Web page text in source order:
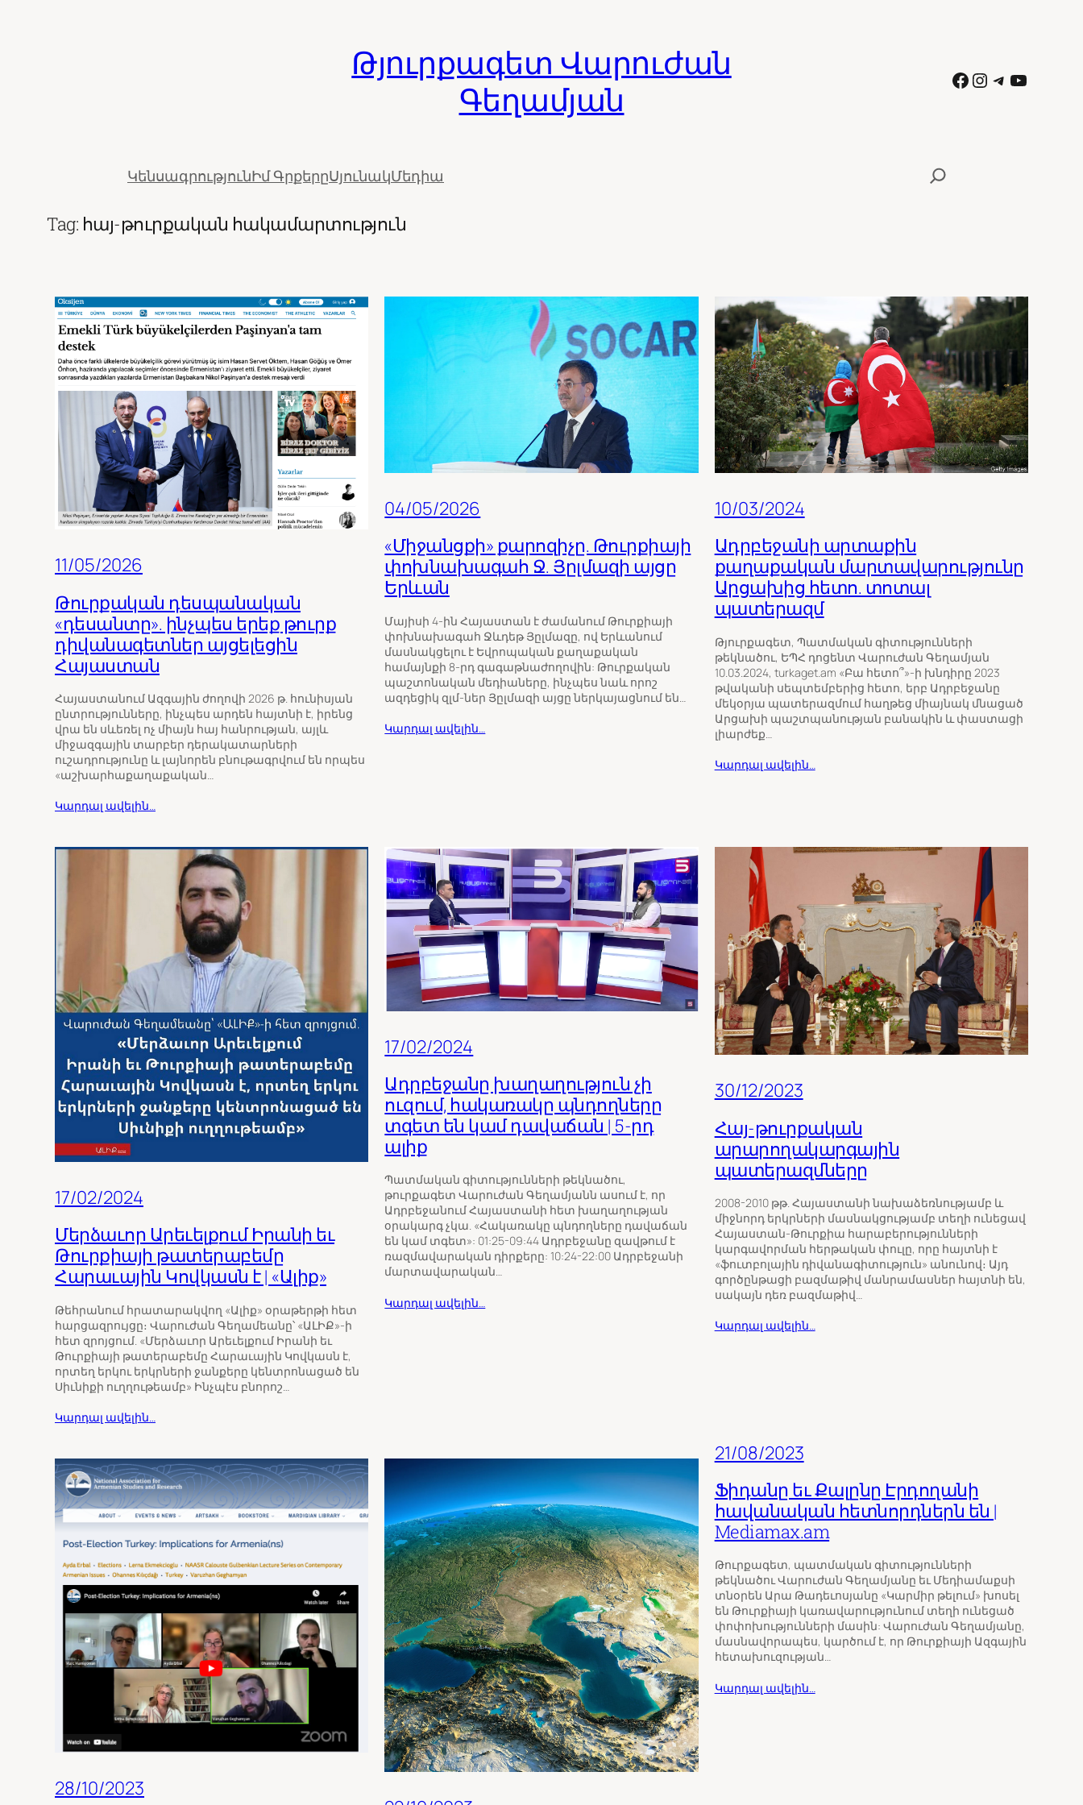
Թյուրքագետ Վարուժան
Գեղամյան
Facebook Instagram Telegram YouTube
ԿենսագրությունԻմ ԳրքերըՍյունակՄեդիա
Tag: հայ-թուրքական հակամարտություն
11/05/2026
Թուրքական դեսպանական
«դեսանտը». ինչպես երեք թուրք
դիվանագետներ այցելեցին
Հայաստան
Հայաստանում Ազգային ժողովի 2026 թ. հունիսյան
ընտրությունները, ինչպես արդեն հայտնի է, իրենց
վրա են սևեռել ոչ միայն հայ հանրության, այլև
միջազգային տարբեր դերակատարների
ուշադրությունը և լայնորեն բնութագրվում են որպես
«աշխարհաքաղաքական…
Կարդալ ավելին…
04/05/2026
«Միջանցքի» քարոզիչը. Թուրքիայի
փոխնախագահ Ջ. Յըլմազի այցը
Երևան
Մայիսի 4-ին Հայաստան է ժամանում Թուրքիայի
փոխնախագահ Ջևդեթ Յըլմազը, ով Երևանում
մասնակցելու է Եվրոպական քաղաքական
համայնքի 8-րդ գագաթնաժողովին: Թուրքական
պաշտոնական մեդիաները, ինչպես նաև որոշ
ազդեցիկ զլմ-ներ Յըլմազի այցը ներկայացնում են…
Կարդալ ավելին…
10/03/2024
Ադրբեջանի արտաքին
քաղաքական մարտավարությունը
Արցախից հետո. տոտալ
պատերազմ
Թյուրքագետ, Պատմական գիտությունների
թեկնածու, ԵՊՀ դոցենտ Վարուժան Գեղամյան
10.03.2024, turkaget.am «Բա հետո՞»-ի խնդիրը 2023
թվականի սեպտեմբերից հետո, երբ Ադրբեջանը
մեկօրյա պատերազմում հաղթեց միայնակ մնացած
Արցախի պաշտպանության բանակին և փաստացի
լիարժեք…
Կարդալ ավելին…
17/02/2024
Մերձաւոր Արեւելքում Իրանի եւ
Թուրքիայի թատերաբեմը
Հարաւային Կովկասն է | «Ալիք»
Թեհրանում հրատարակվող «Ալիք» օրաթերթի հետ
հարցազրույցը։ Վարուժան Գեղամեանը՝ «ԱԼԻՔ»-ի
հետ զրոյցում. «Մերձաւոր Արեւելքում Իրանի եւ
Թուրքիայի թատերաբեմը Հարաւային Կովկասն է,
որտեղ երկու երկրների ջանքերը կենտրոնացած են
Սիւնիքի ուղղութեամբ» Ինչպէս բնորոշ…
Կարդալ ավելին…
17/02/2024
Ադրբեջանը խաղաղություն չի
ուզում, հակառակը պնդողները
տգետ են կամ դավաճան | 5-րդ
ալիք
Պատմական գիտությունների թեկնածու,
թուրքագետ Վարուժան Գեղամյանն ասում է, որ
Ադրբեջանում Հայաստանի հետ խաղաղության
օրակարգ չկա. «Հակառակը պնդողները դավաճան
են կամ տգետ»: 01:25-09:44 Ադրբեջանը զավթում է
ռազմավարական դիրքերը: 10:24-22:00 Ադրբեջանի
մարտավարական…
Կարդալ ավելին…
30/12/2023
Հայ-թուրքական
արարողակարգային
պատերազմները
2008-2010 թթ. Հայաստանի նախաձեռնությամբ և
միջնորդ երկրների մասնակցությամբ տեղի ունեցավ
Հայաստան-Թուրքիա հարաբերությունների
կարգավորման հերթական փուլը, որը հայտնի է
«ֆուտբոլային դիվանագիտություն» անունով։ Այդ
գործընթացի բազմաթիվ մանրամասներ հայտնի են,
սակայն դեռ բազմաթիվ…
Կարդալ ավելին…
28/10/2023
21/08/2023
Ֆիդանը եւ Քալընը Էրդողանի
հավանական հետնորդներն են |
Mediamax.am
Թուրքագետ, պատմական գիտությունների
թեկնածու Վարուժան Գեղամյանը եւ Մեդիամաքսի
տնօրեն Արա Թադեւոսյանը «Կարմիր թելում» խոսել
են Թուրքիայի կառավարությունում տեղի ունեցած
փոփոխությունների մասին: Վարուժան Գեղամյանը,
մասնավորապես, կարծում է, որ Թուրքիայի Ազգային
հետախուզության…
Կարդալ ավելին…